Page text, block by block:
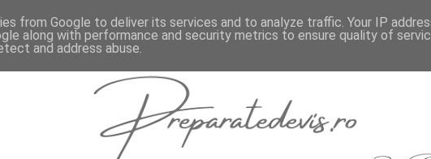
from Google to deliver its services and to analyze traffic. Your IP
along with performance and security metrics to ensure quality of
and address abuse.